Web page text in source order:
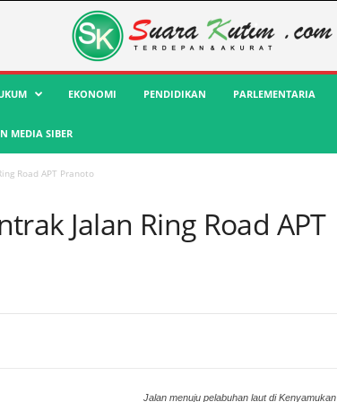
EKONOMI PENDIDIKAN PARLEMENTARIA
MEDIA SIBER
Road APT Pranoto
Jalan Ring Road APT
Jalan menuju pelabuhan laut di Kenyamukan